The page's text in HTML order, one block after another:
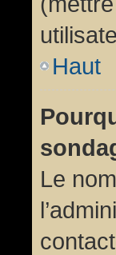
Haut
Le